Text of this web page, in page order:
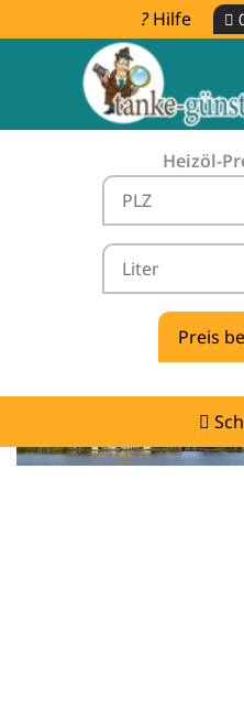
Hilfe
Heizöl-
Heizölpreise
vergleichen &